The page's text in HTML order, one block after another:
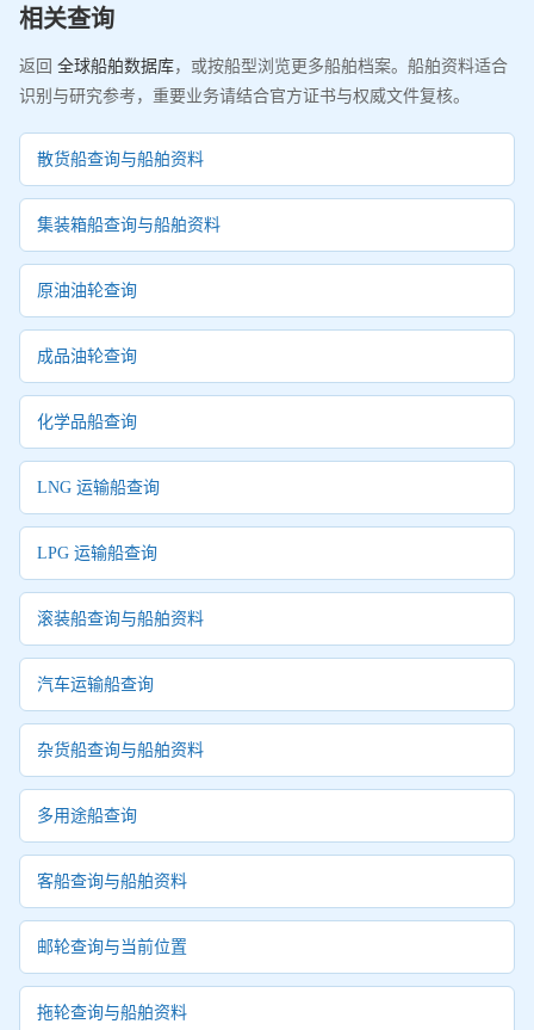
相关查询
返回 全球船舶数据库，或按船型浏览更多船舶档案。船舶资料适合
识别与研究参考，重要业务请结合官方证书与权威文件复核。
散货船查询与船舶资料
集装箱船查询与船舶资料
原油油轮查询
成品油轮查询
化学品船查询
LNG 运输船查询
LPG 运输船查询
滚装船查询与船舶资料
汽车运输船查询
杂货船查询与船舶资料
多用途船查询
客船查询与船舶资料
邮轮查询与当前位置
拖轮查询与船舶资料